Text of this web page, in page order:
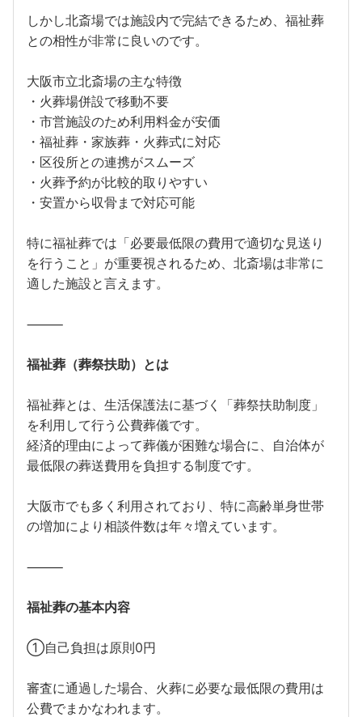
しかし北斎場では施設内で完結できるため、福祉葬
との相性が非常に良いのです。
大阪市立北斎場の主な特徴
・火葬場併設で移動不要
・市営施設のため利用料金が安価
・福祉葬・家族葬・火葬式に対応
・区役所との連携がスムーズ
・火葬予約が比較的取りやすい
・安置から収骨まで対応可能
特に福祉葬では「必要最低限の費用で適切な見送り
を行うこと」が重要視されるため、北斎場は非常に
適した施設と言えます。
⸻
福祉葬（葬祭扶助）とは
福祉葬とは、生活保護法に基づく「葬祭扶助制度」
を利用して行う公費葬儀です。
経済的理由によって葬儀が困難な場合に、自治体が
最低限の葬送費用を負担する制度です。
大阪市でも多く利用されており、特に高齢単身世帯
の増加により相談件数は年々増えています。
⸻
福祉葬の基本内容
①自己負担は原則0円
審査に通過した場合、火葬に必要な最低限の費用は
公費でまかなわれます。